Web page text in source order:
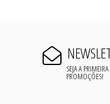
SEJA A
PROMOÇÕES!